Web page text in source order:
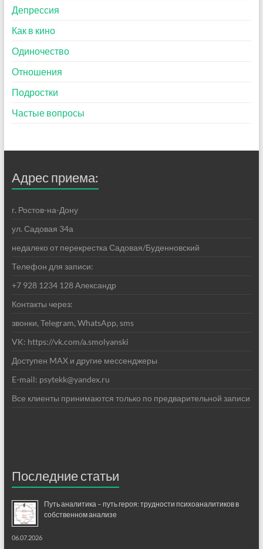
Депрессия
Как в кино
Одиночество
Отношения
Подростки
Частые вопросы
Адрес приема:
г. Ростов-на-Дону
ул. Садовая 34а
недалеко от перекрестка Садовая/Буденновский
Телефон для записи:
+7 928 1234 128 Александр
Контакты через:
звонки, Telegram, WhatsApp, sms
VK: https://vk.com/a.smolyanski
Доступен MAX и другие мессенджеры
E-mail: psytekk@yandex.ru
Все клиенты принимаются только по предварительной записи
Последние статьи
Путь аналитика – путь героя: трудности психоаналитиков в
собственном анализе
06.07.2026